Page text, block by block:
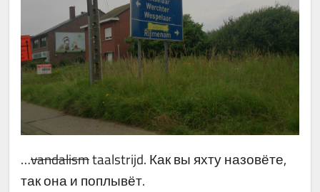
…vandalismtaalstrijd. Как вы яхту назовёте,
так она и поплывёт.